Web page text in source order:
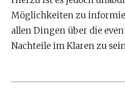
Möglichkeiten zu
allen Dingen über die
Nachteile im Klaren zu